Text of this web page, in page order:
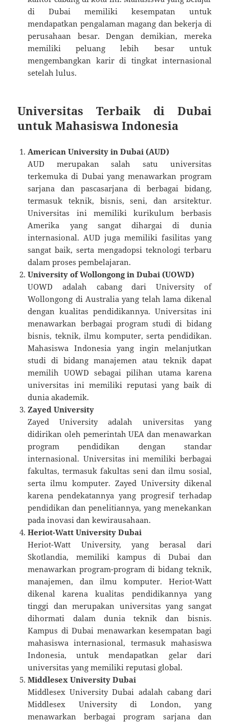
di Dubai memiliki kesempatan untuk
mendapatkan pengalaman magang dan bekerja di
perusahaan besar. Dengan demikian, mereka
memiliki peluang lebih besar untuk
mengembangkan karir di tingkat internasional
setelah lulus.
Universitas Terbaik di Dubai
untuk Mahasiswa Indonesia
American University in Dubai (AUD)
AUD merupakan salah satu universitas
terkemuka di Dubai yang menawarkan program
sarjana dan pascasarjana di berbagai bidang,
termasuk teknik, bisnis, seni, dan arsitektur.
Universitas ini memiliki kurikulum berbasis
Amerika yang sangat dihargai di dunia
internasional. AUD juga memiliki fasilitas yang
sangat baik, serta mengadopsi teknologi terbaru
dalam proses pembelajaran.
University of Wollongong in Dubai (UOWD)
UOWD adalah cabang dari University of
Wollongong di Australia yang telah lama dikenal
dengan kualitas pendidikannya. Universitas ini
menawarkan berbagai program studi di bidang
bisnis, teknik, ilmu komputer, serta pendidikan.
Mahasiswa Indonesia yang ingin melanjutkan
studi di bidang manajemen atau teknik dapat
memilih UOWD sebagai pilihan utama karena
universitas ini memiliki reputasi yang baik di
dunia akademik.
Zayed University
Zayed University adalah universitas yang
didirikan oleh pemerintah UEA dan menawarkan
program pendidikan dengan standar
internasional. Universitas ini memiliki berbagai
fakultas, termasuk fakultas seni dan ilmu sosial,
serta ilmu komputer. Zayed University dikenal
karena pendekatannya yang progresif terhadap
pendidikan dan penelitiannya, yang menekankan
pada inovasi dan kewirausahaan.
Heriot-Watt University Dubai
Heriot-Watt University, yang berasal dari
Skotlandia, memiliki kampus di Dubai dan
menawarkan program-program di bidang teknik,
manajemen, dan ilmu komputer. Heriot-Watt
dikenal karena kualitas pendidikannya yang
tinggi dan merupakan universitas yang sangat
dihormati dalam dunia teknik dan bisnis.
Kampus di Dubai menawarkan kesempatan bagi
mahasiswa internasional, termasuk mahasiswa
Indonesia, untuk mendapatkan gelar dari
universitas yang memiliki reputasi global.
Middlesex University Dubai
Middlesex University Dubai adalah cabang dari
Middlesex University di London, yang
menawarkan berbagai program sarjana dan